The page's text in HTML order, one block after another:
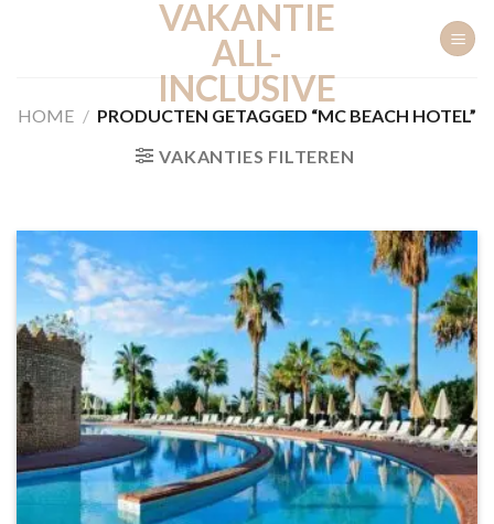
VAKANTIE
ALL-
INCLUSIVE
HOME / PRODUCTEN GETAGGED “MC BEACH HOTEL”
VAKANTIES FILTEREN